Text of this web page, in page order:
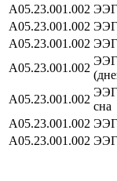
A05.23.001.002 ЭЭГ
A05.23.001.002 ЭЭГ
A05.23.001.002 ЭЭГ
A05.23.001.002
ЭЭГ
A05.23.001.002
ЭЭГ
сна
A05.23.001.002 ЭЭГ
A05.23.001.002 ЭЭГ